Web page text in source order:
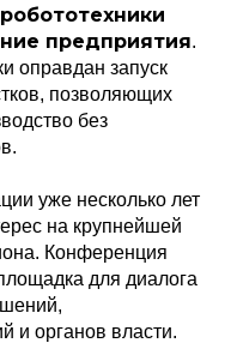
предприятия.
оправдан запуск
позволяющих
без
уже несколько лет
на крупнейшей
Конференция
для диалога
и органов власти.